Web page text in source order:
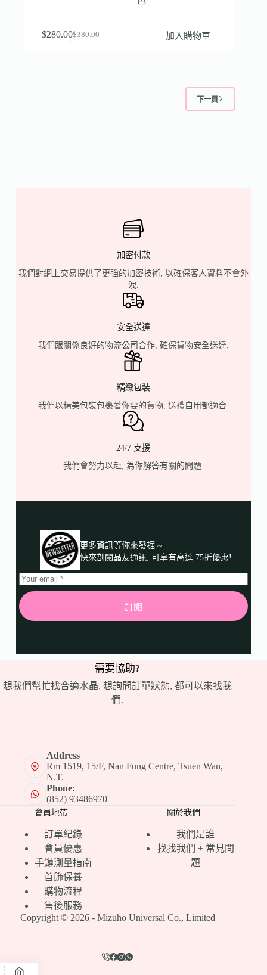
$380.00
$280.00 加入購物車
下一頁
加密付款
我們對網上交易提供了更強的加密技術, 以確保客人資料不會外
洩.
安全送達
我們跟關係良好的物流公司合作, 確保貨物安全送達.
精緻包裝
我們以精美包裝包裹著你要的貨物, 送禮自用都適合.
24/7 支援
我們會努力以赴, 為你解答有關的問題.
更多資訊等你來發掘 ~
快來剖閱晶友通訊, 可享有高達 75折優惠!
訂閱
需要協助?
想我們幫忙找合適水晶, 想詢問訂單狀態, 都可以來找我
們.
Address
Rm 1519, 15/F, Nan Fung Centre, Tsuen Wan,
N.T.
Phone:
(852) 93486970
會員地帶
訂單紀錄
會員優惠
手鏈測量指南
首飾保養
購物流程
售後服務
關於我們
我們是誰
找找我們 + 常見問
題
Copyright © 2026 - Mizuho Universal Co., Limited